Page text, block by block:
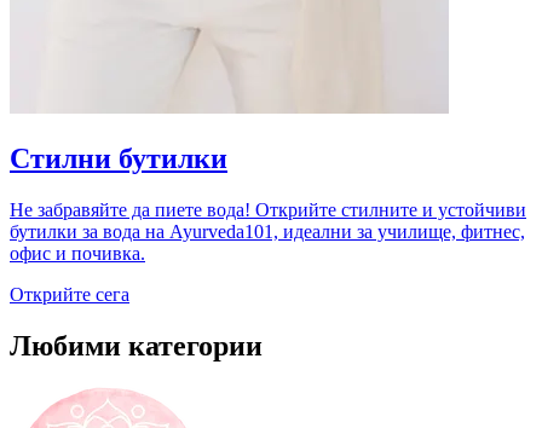
Стилни бутилки
Не забравяйте да пиете вода! Открийте стилните и устойчиви
бутилки за вода на Ayurveda101, идеални за училище, фитнес,
офис и почивка.
Открийте сега
Любими категории